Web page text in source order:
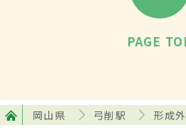
PAGE
岡山県 弓削駅 形成